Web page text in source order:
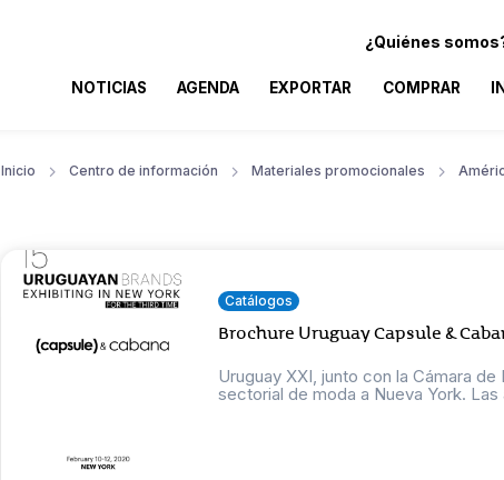
¿Quiénes
NOTICIAS AGENDA EXPORTAR COMPRAR
Inicio Centro de información Materiales promocionales
Catálogos
Brochure Uruguay Capsule &
Uruguay XXI, junto con la Cámara
sectorial de moda a Nueva York.